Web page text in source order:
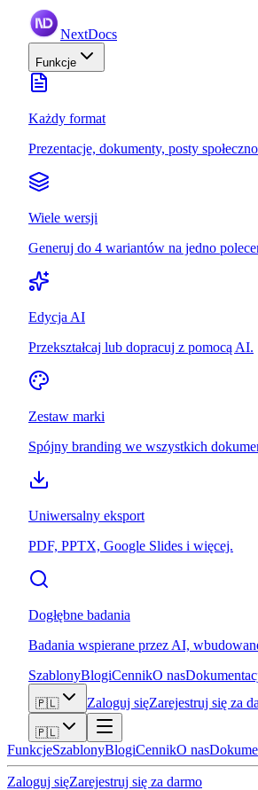
NextDocs
Funkcje
Każdy format
Prezentacje, dokumenty, posty
Wiele wersji
Generuj do 4 wariantów na jedno
Edycja AI
Przekształcaj lub dopracuj z pomocą AI.
Zestaw marki
Spójny branding we wszystkich
Uniwersalny eksport
PDF, PPTX, Google Slides i więcej.
Dogłębne badania
Badania wspierane przez AI,
SzablonyBlogiCennikO nas
🇵🇱 Zaloguj sięZarejestruj się za
🇵🇱
FunkcjeSzablonyBlogiCennikO nas
Zaloguj sięZarejestruj się za darmo